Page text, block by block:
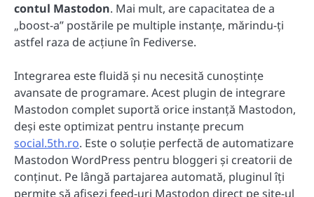
contul Mastodon. Mai mult, are capacitatea de a
„boost-a” postările pe multiple instanțe, mărindu-ți
astfel raza de acțiune în Fediverse.
Integrarea este fluidă și nu necesită cunoștințe
avansate de programare. Acest plugin de integrare
Mastodon complet suportă orice instanță Mastodon,
deși este optimizat pentru instanțe precum
social.5th.ro. Este o soluție perfectă de automatizare
Mastodon WordPress pentru bloggeri și creatorii de
conținut. Pe lângă partajarea automată, pluginul îți
permite să afișezi feed-uri Mastodon direct pe site-ul